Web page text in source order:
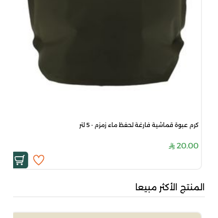
كرم عبوة قماشية فارغة لحفظ ماء زمزم - 5 لتر
20.00
المنتج الأكثر مبيعا